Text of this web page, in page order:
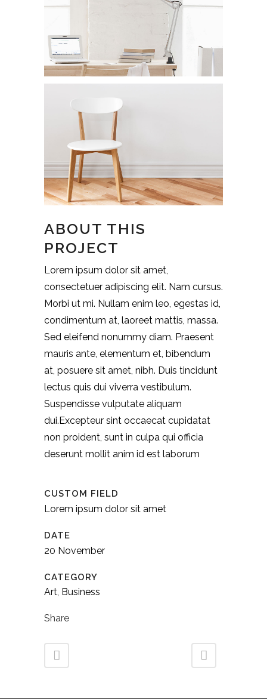
ABOUT THIS
PROJECT
Lorem ipsum dolor sit amet,
consectetuer adipiscing elit. Nam cursus.
Morbi ut mi. Nullam enim leo, egestas id,
condimentum at, laoreet mattis, massa.
Sed eleifend nonummy diam. Praesent
mauris ante, elementum et, bibendum
at, posuere sit amet, nibh. Duis tincidunt
lectus quis dui viverra vestibulum.
Suspendisse vulputate aliquam
dui.Excepteur sint occaecat cupidatat
non proident, sunt in culpa qui officia
deserunt mollit anim id est laborum
CUSTOM FIELD
Lorem ipsum dolor sit amet
DATE
20 November
CATEGORY
Art, Business
Share